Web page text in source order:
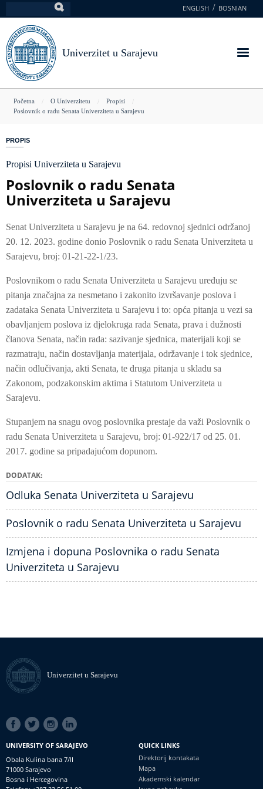
na
glavni
sadržaj
ENGLISH BOSNIAN
Univerzitet u Sarajevu
You
here
Početna O Univerzitetu
Propisi
Poslovnik o radu Senata Univerziteta u Sarajevu
PROPIS
Propisi Univerziteta u Sarajevu
Poslovnik o radu Senata
Univerziteta u Sarajevu
Senat Univerziteta u Sarajevu je na 64. redovnoj sjednici održanoj
20. 12. 2023. godine donio Poslovnik o radu Senata Univerziteta u
Sarajevu, broj: 01-21-22-1/23.
Poslovnikom o radu Senata Univerziteta u Sarajevu uređuju se
pitanja značajna za nesmetano i zakonito izvršavanje poslova i
zadataka Senata Univerziteta u Sarajevu i to: opća pitanja u vezi sa
obavljanjem poslova iz djelokruga rada Senata, prava i dužnosti
članova Senata, način rada: sazivanje sjednica, materijali koji se
razmatraju, način dostavljanja materijala, održavanje i tok sjednice,
način odlučivanja, akti Senata, te druga pitanja u skladu sa
Zakonom, podzakonskim aktima i Statutom Univerziteta u
Sarajevu.
Stupanjem na snagu ovog poslovnika prestaje da važi Poslovnik o
radu Senata Univerziteta u Sarajevu, broj: 01-922/17 od 25. 01.
2017. godine sa pripadajućom dopunom.
DODATAK
Odluka Senata Univerziteta u Sarajevu
Poslovnik o radu Senata Univerziteta u Sarajevu
Izmjena i dopuna Poslovnika o radu Senata
Univerziteta u Sarajevu
Univerzitet u Sarajevu
SOCIAL
LINKS
UNIVERSITY OF SARAJEVO
Obala Kulina bana 7/II
71000 Sarajevo
Bosna i Hercegovina
QUICK LINKS
Direktorij kontakata
Mapa
Akademski kalendar